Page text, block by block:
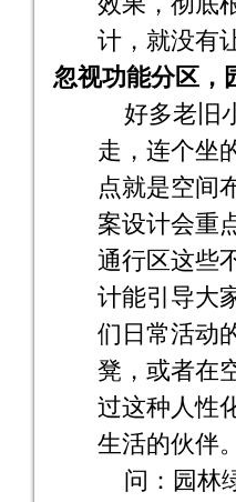
计，就没有
忽视功能分区，
好多老旧
走，连个坐
点就是空间
案设计会重
通行区这些
计能引导大
们日常活动
凳，或者在
过这种人性
生活的伙伴
问：园林